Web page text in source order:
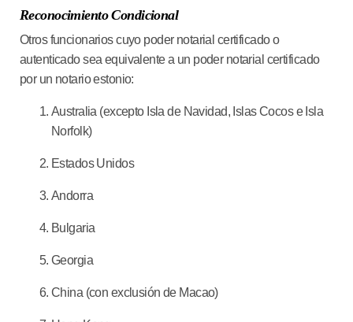
Reconocimiento Condicional
Otros funcionarios cuyo poder notarial certificado o
autenticado sea equivalente a un poder notarial certificado
por un notario estonio:
Australia (excepto Isla de Navidad, Islas Cocos e Isla
Norfolk)
Estados Unidos
Andorra
Bulgaria
Georgia
China (con exclusión de Macao)